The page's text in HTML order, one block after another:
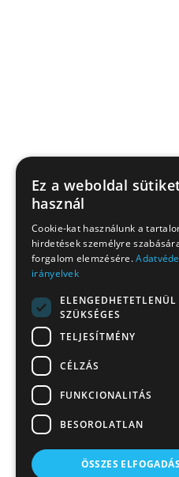
Ez a weboldal
használ
Cookie-kat használunk a
hirdetések személyre
forgalom elemzésére.
irányelvek
ELENGEDHETETLENÜL
SZÜKSÉGES
TELJESÍTMÉNY
CÉLZÁS
FUNKCIONALITÁS
BESOROLATLAN
ÖSSZES